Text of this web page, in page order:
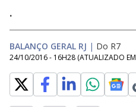
.
BALANÇO GERAL RJ | Do R7
24/10/2016 - 16H28 (ATUALIZADO EM